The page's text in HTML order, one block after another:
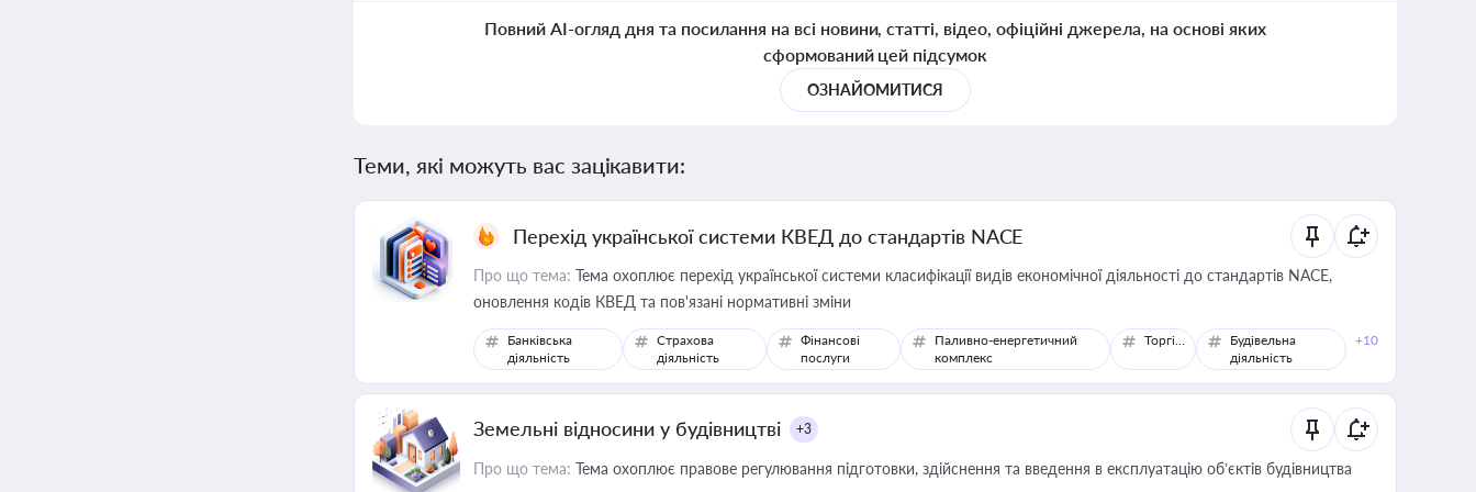
Повний AI-огляд дня та посилання на всі новини, статті, відео, офіційні джерела, на основі яких
сформований цей підсумок
ОЗНАЙОМИТИСЯ
Теми, які можуть вас зацікавити:
Перехід української системи КВЕД до стандартів NACE
Про що тема: Тема охоплює перехід української системи класифікації видів економічної діяльності до стандартів NACE,
оновлення кодів КВЕД та пов'язані нормативні зміни
Банківська
діяльність
Страхова
діяльність
Фінансові
послуги
Паливно-енергетичний
комплекс
Торгівля
Будівельна
діяльність
+10
Земельні відносини у будівництві +3
Про що тема: Тема охоплює правове регулювання підготовки, здійснення та введення в експлуатацію об’єктів будівництва